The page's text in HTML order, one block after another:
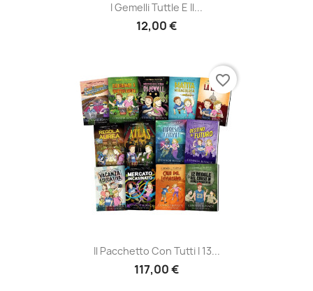
I Gemelli Tuttle E Il...
12,00 €
Il Pacchetto Con Tutti I 13...
117,00 €
favorite_border